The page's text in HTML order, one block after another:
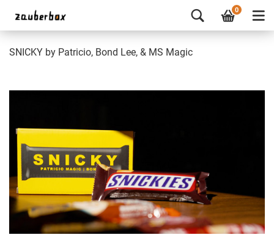
0
SNICKY by Patricio, Bond Lee, & MS Magic